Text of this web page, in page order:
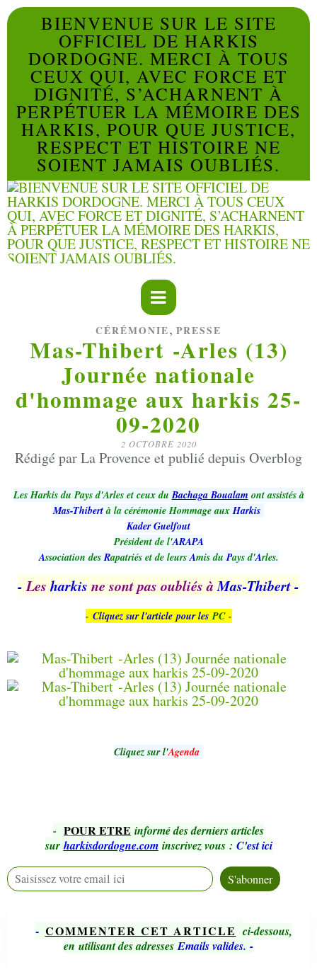
BIENVENUE SUR LE SITE
OFFICIEL DE HARKIS
DORDOGNE. MERCI À TOUS
CEUX QUI, AVEC FORCE ET
DIGNITÉ, S’ACHARNENT À
PERPÉTUER LA MÉMOIRE DES
HARKIS, POUR QUE JUSTICE,
RESPECT ET HISTOIRE NE
SOIENT JAMAIS OUBLIÉS.
CÉRÉMONIE, PRESSE
Mas-Thibert -Arles (13)
Journée nationale
d'hommage aux harkis 25-
09-2020
2 OCTOBRE 2020
Rédigé par La Provence et publié depuis Overblog
Les Harkis du Pays d'Arles et ceux duBachaga Boualam ont assistés à
Mas-Thibertà la cérémonie Hommage auxHarkis
Kader Guelfout
Président de l'ARAPA
Association desRapatriés et de leursAmis duPays d'Arles.
-Les harkis ne sont pas oubliés àMas-Thibert -
- Cliquez sur l'article pour les PC -
Cliquez sur l'Agenda
- POUR ETRE informé des derniers articles
sur harkisdordogne.com inscrivez vous : C'est ici
- COMMENTER CET ARTICLE ci-dessous,
en utilisant des adressesEmails valides. -